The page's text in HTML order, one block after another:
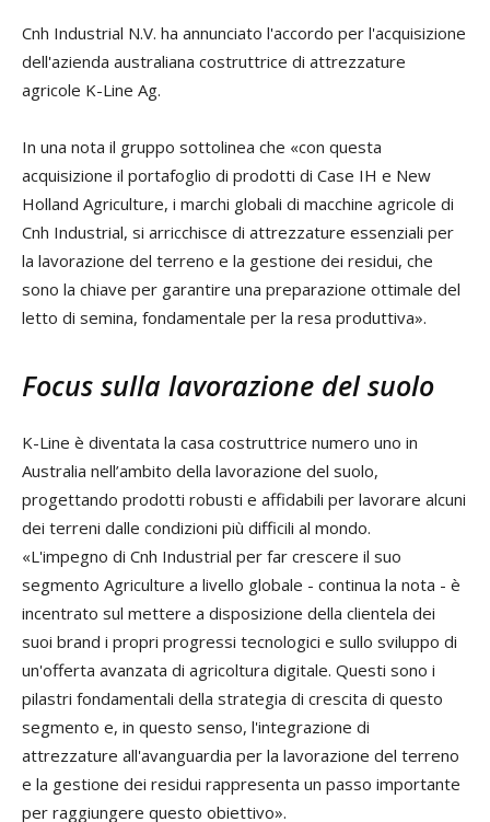
Cnh Industrial N.V. ha annunciato l'accordo per l'acquisizione
dell'azienda australiana costruttrice di attrezzature
agricole K-Line Ag.
In una nota il gruppo sottolinea che «con questa
acquisizione il portafoglio di prodotti di Case IH e New
Holland Agriculture, i marchi globali di macchine agricole di
Cnh Industrial, si arricchisce di attrezzature essenziali per
la lavorazione del terreno e la gestione dei residui, che
sono la chiave per garantire una preparazione ottimale del
letto di semina, fondamentale per la resa produttiva».
Focus sulla lavorazione del suolo
K-Line è diventata la casa costruttrice numero uno in
Australia nell’ambito della lavorazione del suolo,
progettando prodotti robusti e affidabili per lavorare alcuni
dei terreni dalle condizioni più difficili al mondo.
«L'impegno di Cnh Industrial per far crescere il suo
segmento Agriculture a livello globale - continua la nota - è
incentrato sul mettere a disposizione della clientela dei
suoi brand i propri progressi tecnologici e sullo sviluppo di
un'offerta avanzata di agricoltura digitale. Questi sono i
pilastri fondamentali della strategia di crescita di questo
segmento e, in questo senso, l'integrazione di
attrezzature all'avanguardia per la lavorazione del terreno
e la gestione dei residui rappresenta un passo importante
per raggiungere questo obiettivo».